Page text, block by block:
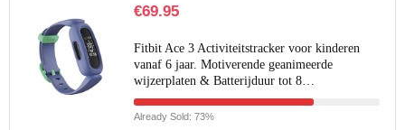
€69.95
Fitbit Ace 3 Activiteitstracker voor kinderen
vanaf 6 jaar. Motiverende geanimeerde
wijzerplaten & Batterijduur tot 8…
Already Sold: 73%